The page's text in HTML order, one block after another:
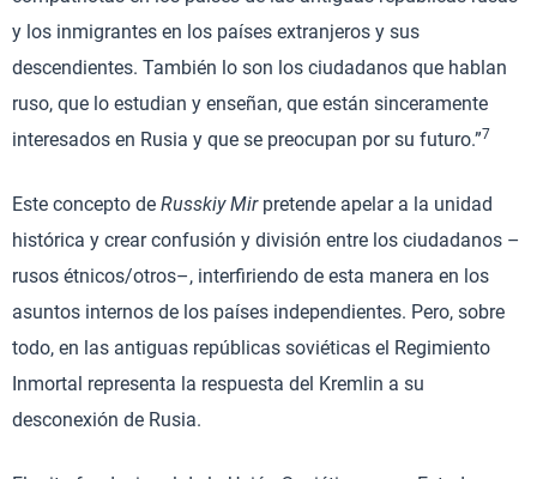
y los inmigrantes en los países extranjeros y sus
descendientes. También lo son los ciudadanos que hablan
ruso, que lo estudian y enseñan, que están sinceramente
interesados en Rusia y que se preocupan por su futuro.”7
Este concepto de Russkiy Mir pretende apelar a la unidad
histórica y crear confusión y división entre los ciudadanos –
rusos étnicos/otros–, interfiriendo de esta manera en los
asuntos internos de los países independientes. Pero, sobre
todo, en las antiguas repúblicas soviéticas el Regimiento
Inmortal representa la respuesta del Kremlin a su
desconexión de Rusia.